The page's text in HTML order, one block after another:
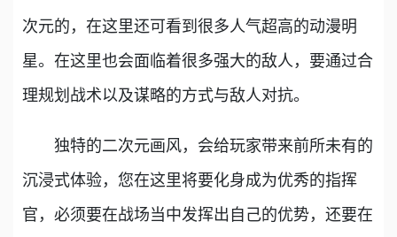
次元的，在这里还可看到很多人气超高的动漫明
星。在这里也会面临着很多强大的敌人，要通过合
理规划战术以及谋略的方式与敌人对抗。
独特的二次元画风，会给玩家带来前所未有的
沉浸式体验，您在这里将要化身成为优秀的指挥
官，必须要在战场当中发挥出自己的优势，还要在